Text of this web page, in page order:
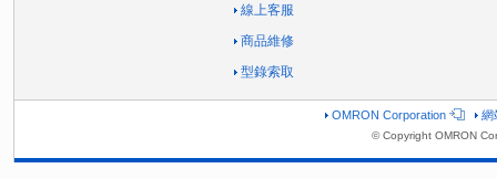
線上客服
商品維修
型錄索取
OMRON Corporation 網
© Copyright OMRON